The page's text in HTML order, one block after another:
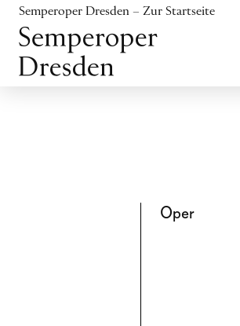
Inhalt anspringen
Fußbereich anspringen
Semperoper Dresden – Zur Startseite
Oper